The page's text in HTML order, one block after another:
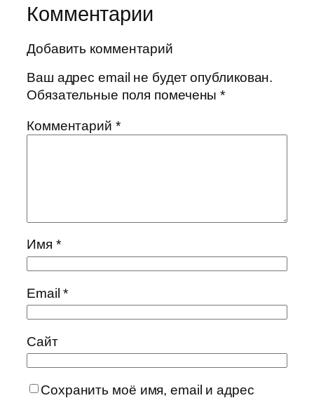
Комментарии
Добавить комментарий
Ваш адрес email не будет опубликован.
Обязательные поля помечены*
Комментарий *
Имя *
Email*
Сайт
Сохранить моё имя, email и адрес